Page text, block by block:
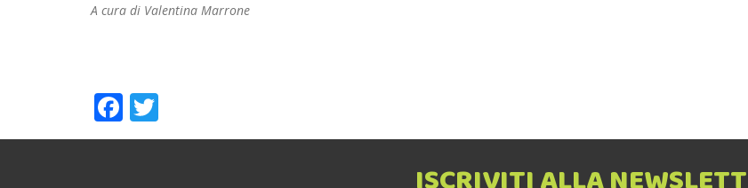
A cura di Valentina Marrone
Facebook